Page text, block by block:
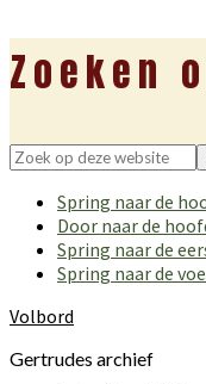
Zoeken
Zoek
deze
website
Spring naar de
Door naar de
Spring naar de
Spring naar de
Volbord
Gertrudes archief